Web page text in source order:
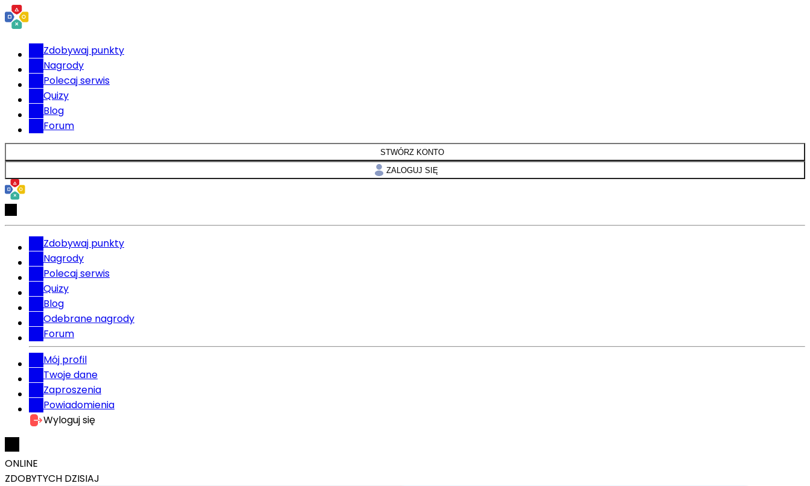
Zdobywaj punkty
Nagrody
Polecaj serwis
Quizy
Blog
Forum
STWÓRZ KONTO
ZALOGUJ SIĘ
Zdobywaj punkty
Nagrody
Polecaj serwis
Quizy
Blog
Odebrane nagrody
Forum
Mój profil
Twoje dane
Zaproszenia
Powiadomienia
Wyloguj się
ONLINE
ZDOBYTYCH DZISIAJ